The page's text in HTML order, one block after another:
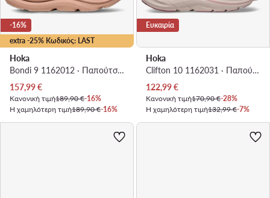
extra -25% Κωδικός: LAST
-16%
Hoka
Bondi 9 1162012 · Παπούτσια για Τρέξιμο
Τρέχουσα τιμή
157,99€
Κανονική τιμή189,90 €-16%
Η χαμηλότερη τιμή189,90 €-16%
Ευκαιρία
Hoka
Clifton 10 1162031 · Παπούτσια για Τρέξιμο
Τρέχουσα τιμή
122,99€
Κανονική τιμή170,90 €-28%
Η χαμηλότερη τιμή132,99 €-7%